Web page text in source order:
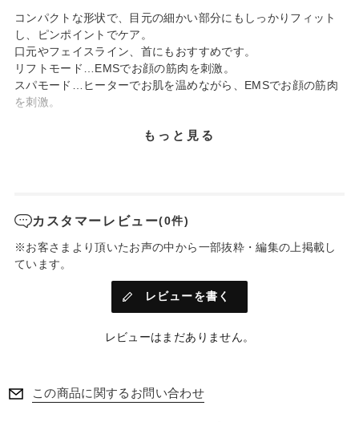
コンパクトな形状で、目元の細かい部分にもしっかりフィット
し、ピンポイントでケア。
口元やフェイスライン、首にもおすすめです。
リフトモード…EMSでお顔の筋肉を刺激。
スパモード…ヒーターでお肌を温めながら、EMSでお顔の筋肉
を刺激。
もっと見る
カスタマーレビュー(0件)
※お客さまより頂いたお声の中から一部抜粋・編集の上掲載し
ています。
レビューを書く
レビューはまだありません。
この商品に関するお問い合わせ